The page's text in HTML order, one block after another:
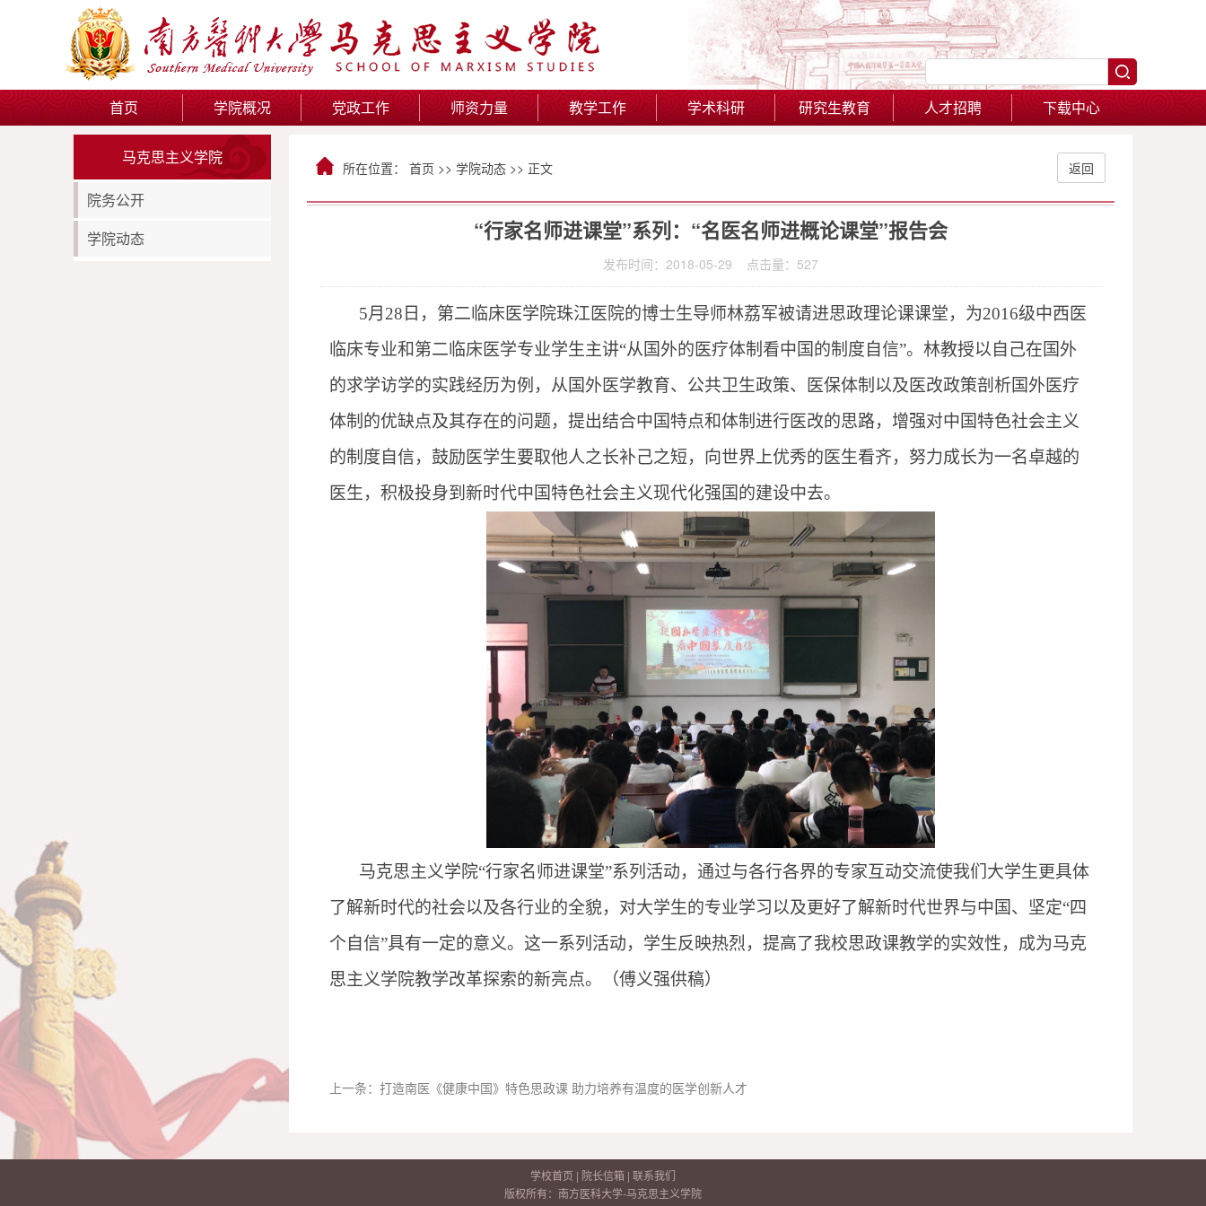
首页 学院概况 党政工作 师资力量 教学工作 学术科研 研究生教育 人才招聘 下载中心
马克思主义学院
院务公开
学院动态
所在位置： 首页 >> 学院动态 >> 正文 返回
“行家名师进课堂”系列：“名医名师进概论课堂”报告会
发布时间：2018-05-29 点击量： 527
5月 28 日，第二临床医学院珠江医院的博士生导师林荔军被请进思政理论课课堂，为2016级中西医
临床专业和第二临床医学专业学生主讲“从国外的医疗体制看中国的制度自信”。林教授以自己在国外
的求学访学的实践经历为例，从国外医学教育、公共卫生政策、医保体制以及医改政策剖析国外医疗
体制的优缺点及其存在的问题，提出结合中国特点和体制进行医改的思路，增强对中国特色社会主义
的制度自信，鼓励医学生要取他人之长补己之短，向世界上优秀的医生看齐，努力成长为一名卓越的
医生，积极投身到新时代中国特色社会主义现代化强国的建设中去。
马克思主义学院“行家名师进课堂”系列活动，通过与各行各界的专家互动交流使我们大学生更具体
了解新时代的社会以及各行业的全貌，对大学生的专业学习以及更好了解新时代世界与中国、坚定“四
个自信”具有一定的意义。这一系列活动，学生反映热烈，提高了我校思政课教学的实效性，成为马克
思主义学院教学改革探索的新亮点。
（傅义强供稿）
上一条： 打造南医《健康中国》特色思政课 助力培养有温度的医学创新人才
学校首页 | 院长信箱 | 联系我们
版权所有：南方医科大学-马克思主义学院